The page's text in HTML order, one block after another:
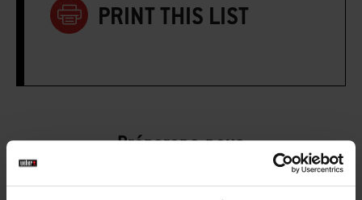
PRINT THIS LIST
Préparons-nous
Accessoires